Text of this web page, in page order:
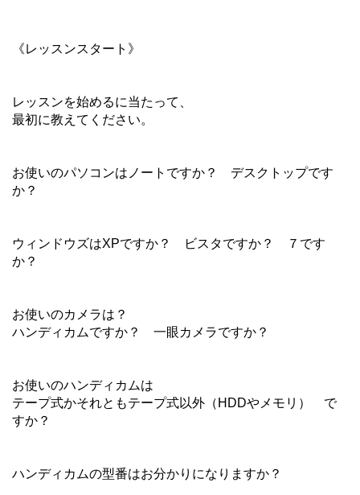
《レッスンスタート》
レッスンを始めるに当たって、
最初に教えてください。
お使いのパソコンはノートですか？ デスクトップです
か？
ウィンドウズはXPですか？ ビスタですか？ ７です
か？
お使いのカメラは？
ハンディカムですか？ 一眼カメラですか？
お使いのハンディカムは
テープ式かそれともテープ式以外（HDDやメモリ） で
すか？
ハンディカムの型番はお分かりになりますか？